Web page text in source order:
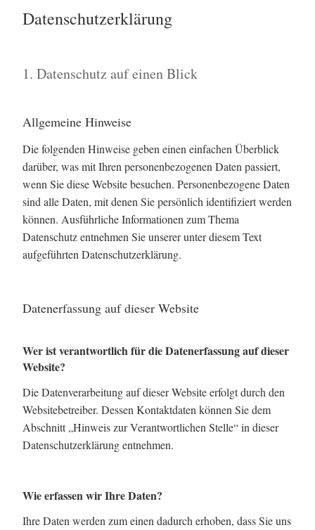
Datenschutz­erklärung
1. Datenschutz auf einen Blick
Allgemeine Hinweise
Die folgenden Hinweise geben einen einfachen Überblick
darüber, was mit Ihren personenbezogenen Daten passiert,
wenn Sie diese Website besuchen. Personenbezogene Daten
sind alle Daten, mit denen Sie persönlich identifiziert werden
können. Ausführliche Informationen zum Thema
Datenschutz entnehmen Sie unserer unter diesem Text
aufgeführten Datenschutzerklärung.
Datenerfassung auf dieser Website
Wer ist verantwortlich für die Datenerfassung auf dieser
Website?
Die Datenverarbeitung auf dieser Website erfolgt durch den
Websitebetreiber. Dessen Kontaktdaten können Sie dem
Abschnitt „Hinweis zur Verantwortlichen Stelle“ in dieser
Datenschutzerklärung entnehmen.
Wie erfassen wir Ihre Daten?
Ihre Daten werden zum einen dadurch erhoben, dass Sie uns